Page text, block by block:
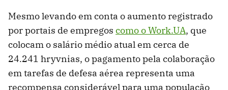
Mesmo levando em conta o aumento registrado
por portais de empregos como o Work.UA, que
colocam o salário médio atual em cerca de
24.241 hryvnias, o pagamento pela colaboração
em tarefas de defesa aérea representa uma
recompensa considerável para uma população